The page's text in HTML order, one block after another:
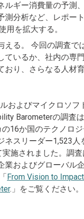
ルギー消費量の予測
測分析など、レポー
用を拡大する。
える。 今回の調査で
ているか、社内の専
おり、さらなる人材
およびマイクロソフ
Barometerの調査は
16か国のテクノロ
ネスリーダー1,523
施されました。調
業およびグローバル
From Vision to
.」をご覧ください。